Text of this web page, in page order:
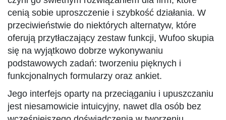
cenią sobie uproszczenie i szybkość działania. W
przeciwieństwie do niektórych alternatyw, które
oferują przytłaczający zestaw funkcji, Wufoo skupia
się na wyjątkowo dobrze wykonywaniu
podstawowych zadań: tworzeniu pięknych i
funkcjonalnych formularzy oraz ankiet.
Jego interfejs oparty na przeciąganiu i upuszczaniu
jest niesamowicie intuicyjny, nawet dla osób bez